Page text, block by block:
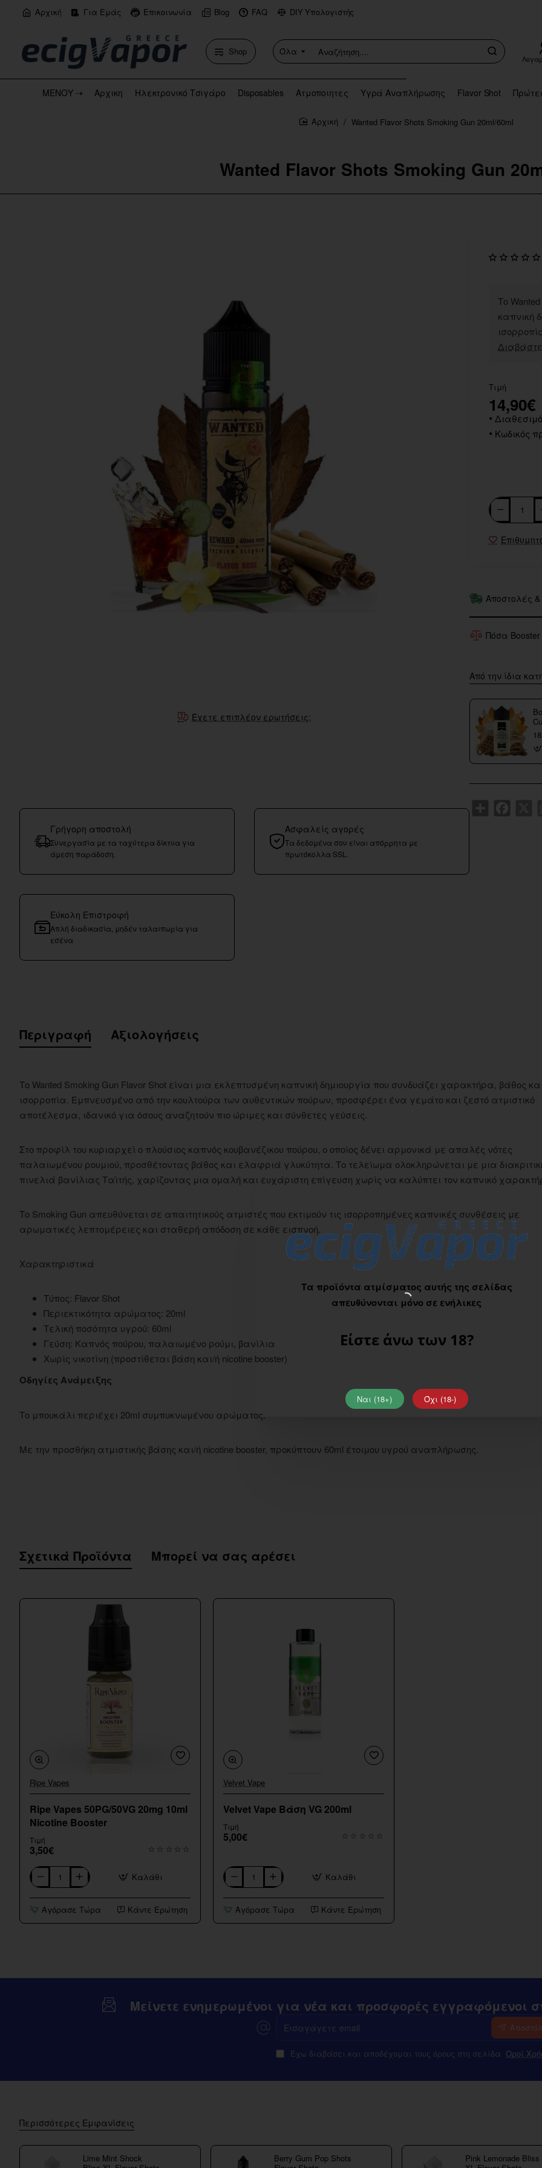
Τα προϊόντα ατμίσματος αυτής της σελίδας
απευθύνονται μόνο σε ενήλικες
Είστε άνω των 18?
Ναι (18+) Όχι (18-)
Αρχική Για Εμάς Επικοινωνία Blog FAQ DIY Υπολογιστής
Shop Όλα
Αναζήτηση....
ΜΕΝΟΥ ⇢ Αρχικη Ηλεκτρονικό Τσιγάρο Disposables Ατμοποιητες Υγρά Αναπλήρωσης Flavor Shot
Wanted Flavor Shots Smoking Gun
home
Wanted Flavor Shots Smoking Gun 20ml/60ml
Έχετε επιπλέον ερωτήσεις;
Γρήγορη αποστολή
Συνεργασία με τα ταχύτερα δίκτυα για
άμεση παράδοση.
Ασφαλείς αγορές
Τα δεδομένα σου είναι απόρρητα με
πρωτόκολλα SSL.
Εύκολη Επιστροφή
Απλή διαδικασία, μηδέν ταλαιπωρία για
εσένα
Το
καπνική
Τιμή
14,90€
Κωδικός
Αποστολές
Πόσα
Από την ίδια
Περιγραφή Αξιολογήσεις
Το Wanted Smoking Gun Flavor Shot είναι μια εκλεπτυσμένη καπνική δημιουργία που συνδυάζει χαρακτήρα, βάθος
ισορροπία. Εμπνευσμένο από την κουλτούρα των αυθεντικών πούρων, προσφέρει ένα γεμάτο και ζεστό ατμιστικό
αποτέλεσμα, ιδανικό για όσους αναζητούν πιο ώριμες και σύνθετες γεύσεις.
Στο προφίλ του κυριαρχεί ο πλούσιος καπνός κουβανέζικου πούρου, ο οποίος δένει αρμονικά με απαλές νότες
παλαιωμένου ρουμιού, προσθέτοντας βάθος και ελαφριά γλυκύτητα. Το τελείωμα ολοκληρώνεται με μια
πινελιά βανίλιας Ταϊτής, χαρίζοντας μια ομαλή και ευχάριστη επίγευση χωρίς να καλύπτει τον καπνικό
Το Smoking Gun απευθύνεται σε απαιτητικούς ατμιστές που εκτιμούν τις ισορροπημένες καπνικές συνθέσεις με
αρωματικές λεπτομέρειες και σταθερή απόδοση σε κάθε εισπνοή.
Χαρακτηριστικά
Τύπος: Flavor Shot
Περιεκτικότητα αρώματος: 20ml
Τελική ποσότητα υγρού: 60ml
Γεύση: Καπνός πούρου, παλαιωμένο ρούμι, βανίλια
Χωρίς νικοτίνη (προστίθεται βάση και/ή nicotine booster)
Οδηγίες Ανάμειξης
Το μπουκάλι περιέχει 20ml συμπυκνωμένου αρώματος.
Με την προσθήκη ατμιστικής βάσης και/ή nicotine booster, προκύπτουν 60ml έτοιμου υγρού αναπλήρωσης.
Σχετικά Προϊόντα Μπορεί να σας αρέσει
Ripe Vapes
Ripe Vapes 50PG/50VG 20mg 10ml
Nicotine Booster
Τιμή
3,50€
Ripe
Vapes
50PG/50VG
20mg
Καλάθι
Αγόρασε Τώρα Κάντε Ερώτηση
Velvet Vape
Velvet Vape Βάση VG 200ml
Τιμή
5,00€
Velvet
Vape
Βάση
VG
Καλάθι
Αγόρασε Τώρα Κάντε Ερώτηση
Μείνετε ενημερωμένοι για νέα και προσφορές εγγραφόμενοι
email
Έχω διαβάσει και αποδέχομαι τους όρους στη σελίδα Οροί
Περισσότερες Εμφανίσεις
Lime Mint Shock
Berry Gum Pop Shots
Pink Lemonade Bliss